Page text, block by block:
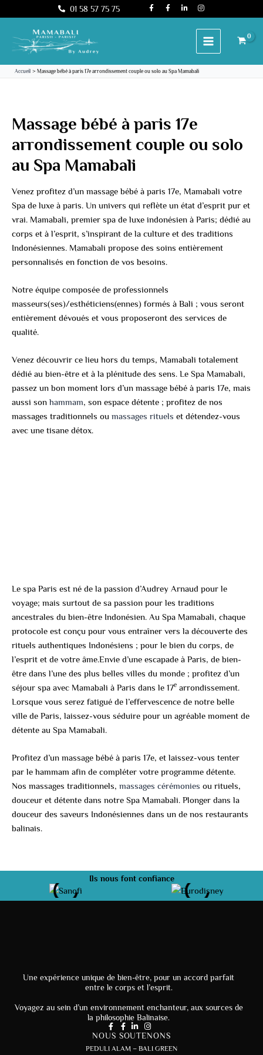
au
01 58 57 75 75
F
a
c
f
F
a
c
f
L
i
n
i
n
I
n
s
g
a
Accueil Massage bébé à paris 17e arrondissement couple ou solo au Spa Mamabali
Massage bébé à paris 17e
arrondissement couple ou solo
au Spa Mamabali
Venez profitez d’un massage bébé à paris 17e, Mamabali votre
Spa de luxe à paris. Un univers qui reflète un état d’esprit pur et
vrai. Mamabali, premier spa de luxe indonésien à Paris; dédié au
corps et à l’esprit, s’inspirant de la culture et des traditions
Indonésiennes. Mamabali propose des soins entièrement
personnalisés en fonction de vos besoins.
Notre équipe composée de professionnels
masseurs(ses)/esthéticiens(ennes) formés à Bali ; vous seront
entièrement dévoués et vous proposeront des services de
qualité.
Venez découvrir ce lieu hors du temps, Mamabali totalement
dédié au bien-être et à la plénitude des sens. Le Spa Mamabali,
passez un bon moment lors d’un massage bébé à paris 17e, mais
aussi son hammam, son espace détente ; profitez de nos
massages traditionnels ou massages rituels et détendez-vous
avec une tisane détox.
Le spa Paris est né de la passion d’Audrey Arnaud pour le
voyage; mais surtout de sa passion pour les traditions
ancestrales du bien-être Indonésien. Au Spa Mamabali, chaque
protocole est conçu pour vous entraîner vers la découverte des
rituels authentiques Indonésiens ; pour le bien du corps, de
l’esprit et de votre âme.Envie d’une escapade à Paris, de bien-
être dans l’une des plus belles villes du monde ; profitez d’un
séjour spa avec Mamabali à Paris dans le 17e arrondissement.
Lorsque vous serez fatigué de l’effervescence de notre belle
ville de Paris, laissez-vous séduire pour un agréable moment de
détente au Spa Mamabali.
Profitez d’un massage bébé à paris 17e, et laissez-vous tenter
par le hammam afin de compléter votre programme détente.
Nos massages traditionnels, massages cérémonies ou rituels,
douceur et détente dans notre Spa Mamabali. Plonger dans la
douceur des saveurs Indonésiennes dans un de nos restaurants
balinais.
Ils nous font confiance
Une expérience unique de bien-être, pour un accord parfait
entre le corps et l’esprit.
Voyagez au sein d’un environnement enchanteur, aux sources de
la philosophie Balinaise.
NOUS SOUTENONS
PEDULI ALAM – BALI GREEN